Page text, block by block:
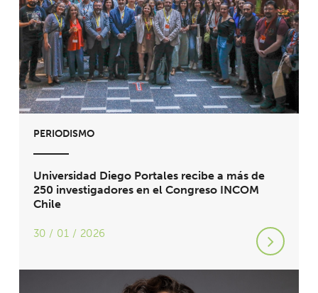
PERIODISMO
Universidad Diego Portales recibe a más de
250 investigadores en el Congreso INCOM
Chile
30 / 01 / 2026